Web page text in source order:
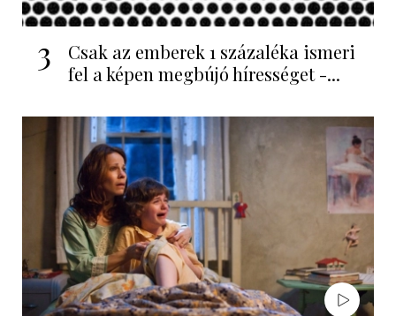
3
Csak az emberek 1 százaléka ismeri
fel a képen megbújó hírességet -...